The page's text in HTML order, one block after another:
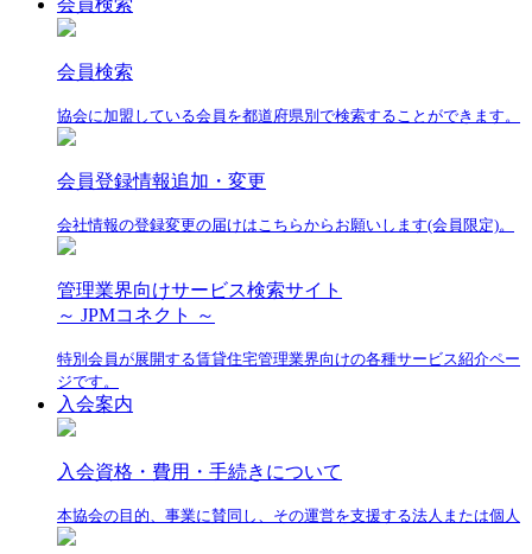
会員検索
会員検索
協会に加盟している会員を都道府県別で検索することができます。
会員登録情報追加・変更
会社情報の登録変更の届けはこちらからお願いします(会員限定)。
管理業界向けサービス検索サイト
～ JPMコネクト ～
特別会員が展開する賃貸住宅管理業界向けの各種サービス紹介ペー
ジです。
入会案内
入会資格・費用・手続きについて
本協会の目的、事業に賛同し、その運営を支援する法人または個人